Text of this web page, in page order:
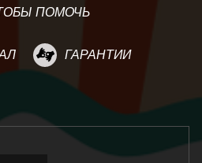
ПОМОЧЬ
ГАРАНТИИ